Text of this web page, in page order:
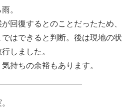
。
回復するとのことだったため、
はできると判断。後は現地の状
しました。
持ちの余裕もあります。